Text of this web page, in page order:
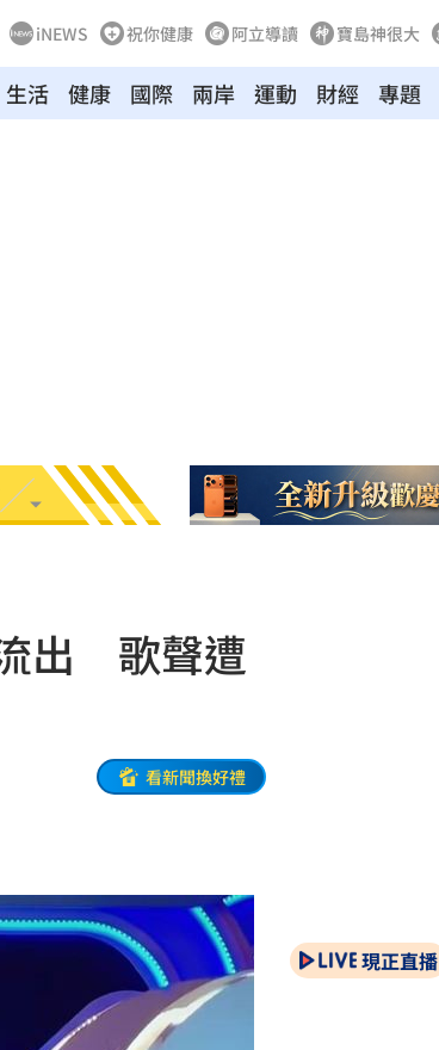
iNEWS 祝你健康 阿立導讀 寶島神很大
生活 健康 國際 兩岸 運動 財經 專題
出 歌聲遭
看新聞換好禮
現正直播